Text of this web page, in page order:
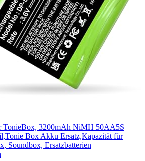
TonieBox, 3200mAh NiMH 50AA5S
Box Akku Ersatz,Kapazität für
Soundbox, Ersatzbatterien